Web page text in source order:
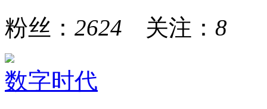
粉丝： 2624 关注： 8
数字时代